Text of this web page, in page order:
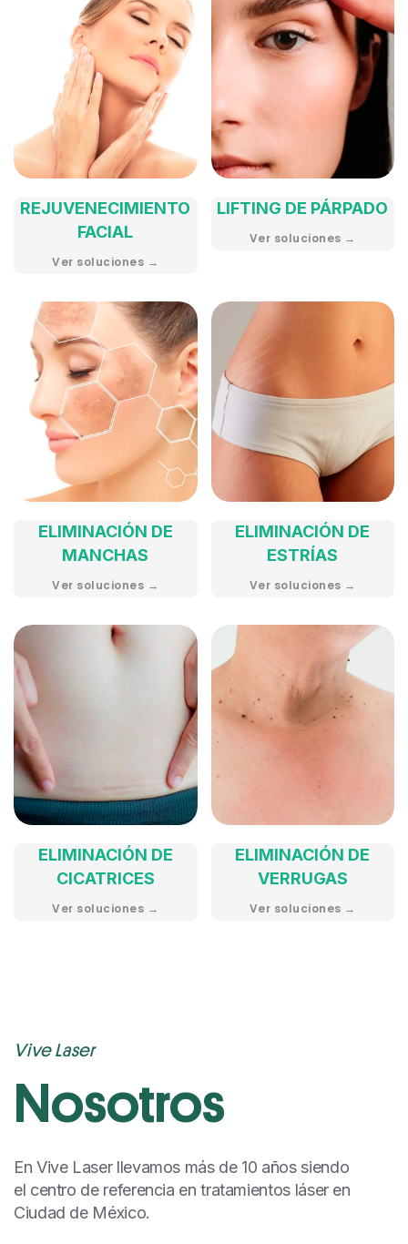
REJUVENECIMIENTO
FACIAL
Ver soluciones →
LIFTING DE PÁRPADO
Ver soluciones →
ELIMINACIÓN DE
MANCHAS
Ver soluciones →
ELIMINACIÓN DE
ESTRÍAS
Ver soluciones →
ELIMINACIÓN DE
CICATRICES
Ver soluciones →
ELIMINACIÓN DE
VERRUGAS
Ver soluciones →
Vive Laser
Nosotros
En Vive Laser llevamos más de 10 años siendo
el centro de referencia en tratamientos láser en
Ciudad de México.